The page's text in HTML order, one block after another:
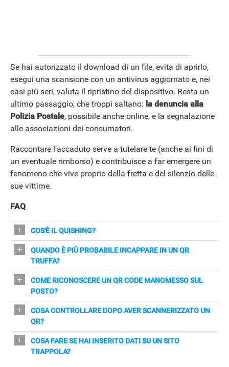
Se hai autorizzato il download di un file, evita di aprirlo,
esegui una scansione con un antivirus aggiornato e, nei
casi più seri, valuta il ripristino del dispositivo. Resta un
ultimo passaggio, che troppi saltano: la denuncia alla
Polizia Postale, possibile anche online, e la segnalazione
alle associazioni dei consumatori.
Raccontare l’accaduto serve a tutelare te (anche ai fini di
un eventuale rimborso) e contribuisce a far emergere un
fenomeno che vive proprio della fretta e del silenzio delle
sue vittime.
FAQ
COS'È IL QUISHING?
È una truffa che usa QR code per rimandare a siti falsi
che rubano credenziali, denaro o installano malware.
QUANDO È PIÙ PROBABILE INCAPPARE IN UN QR
TRUFFA?
In luoghi pubblici e vacanze: parcheggi, ristoranti,
colonnine di ricarica e depliant sono scenari comuni.
COME RICONOSCERE UN QR CODE MANOMESSO SUL
POSTO?
Tocca il codice: un adesivo sovrapposto indica
manomissione. Segnala al gestore e non scansionare.
COSA CONTROLLARE DOPO AVER SCANNERIZZATO UN
QR?
Leggi l'anteprima dell'URL, evita l'apertura automatica e
diffida di domini insospettabili o richieste urgenti.
COSA FARE SE HAI INSERITO DATI SU UN SITO
TRAPPOLA?